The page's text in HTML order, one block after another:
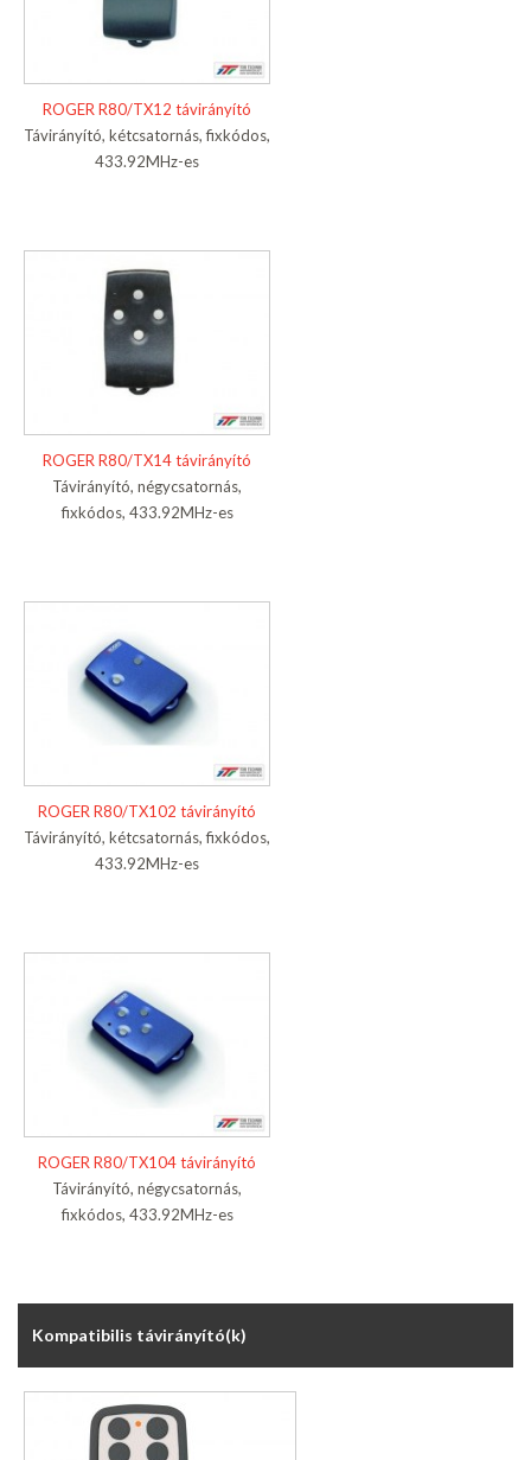
ROGER R80/TX12 távirányító
Távirányító, kétcsatornás, fixkódos,
433.92MHz-es
ROGER R80/TX14 távirányító
Távirányító, négycsatornás,
fixkódos, 433.92MHz-es
ROGER R80/TX102 távirányító
Távirányító, kétcsatornás, fixkódos,
433.92MHz-es
ROGER R80/TX104 távirányító
Távirányító, négycsatornás,
fixkódos, 433.92MHz-es
Kompatibilis távirányító(k)